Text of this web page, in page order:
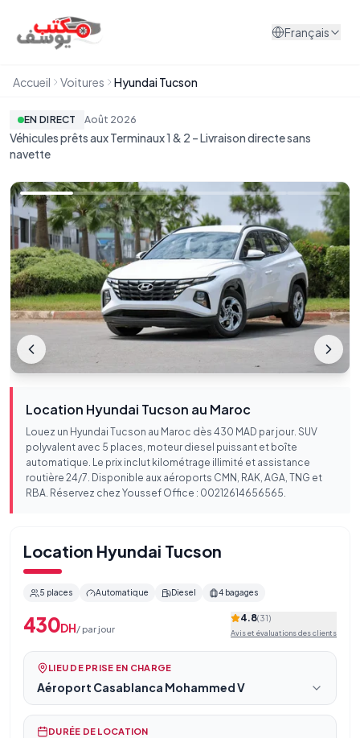
Français
Accueil Voitures Hyundai Tucson
EN DIRECT Août 2026
Véhicules prêts aux Terminaux 1 & 2 – Livraison directe sans
navette
Location Hyundai Tucson au Maroc
Louez un Hyundai Tucson au Maroc dès 430 MAD par jour. SUV
polyvalent avec 5 places, moteur diesel puissant et boîte
automatique. Le prix inclut kilométrage illimité et assistance
routière 24/7. Disponible aux aéroports CMN, RAK, AGA, TNG et
RBA. Réservez chez Youssef Office : 00212614656565.
Location Hyundai Tucson
5 places Automatique Diesel 4 bagages
430DH/ par jour
4.8(31)
Avis et évaluations des clients
LIEU DE PRISE EN CHARGE
Aéroport Casablanca Mohammed V
DURÉE DE LOCATION